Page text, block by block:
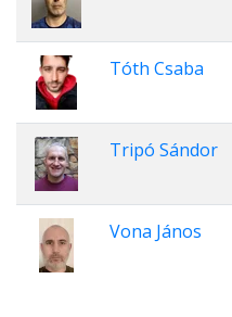
Tóth Csaba
Tripó Sándor
Vona János